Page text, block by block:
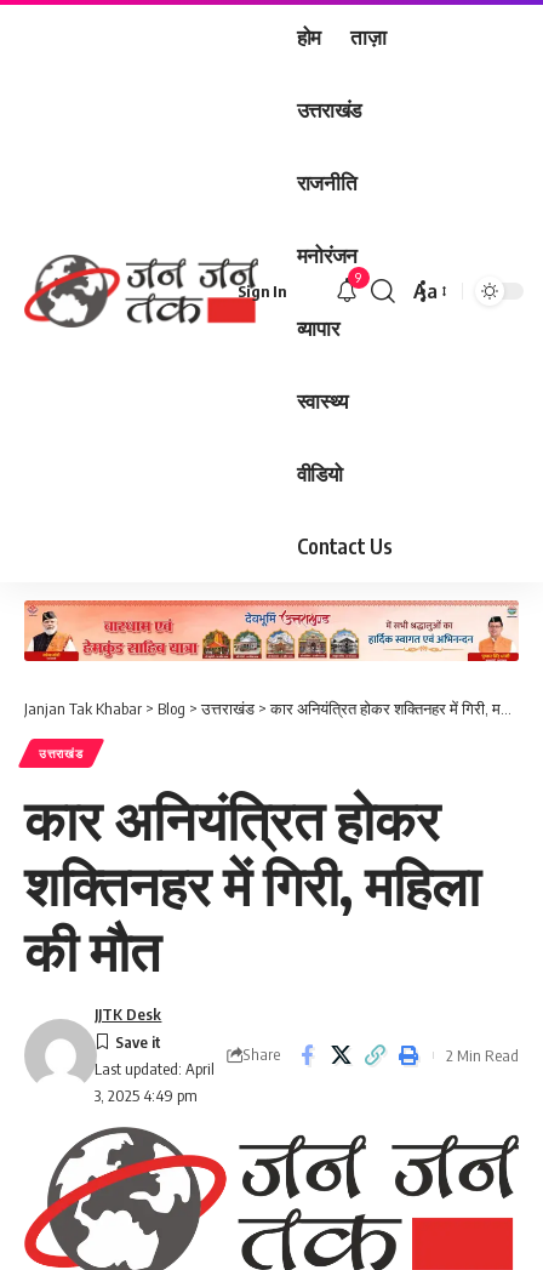
होम ताज़ा
उत्तराखंड
राजनीति
मनोरंजन
व्यापार
स्वास्थ्य
वीडियो
Contact Us
Sign In
9
Font
Aa
Janjan Tak Khabar > Blog >उत्तराखंड >कार अनियंत्रित होकर शक्तिनहर में गिरी, महिला की मौत
उत्तराखंड
कार अनियंत्रित होकर
शक्तिनहर में गिरी, महिला
की मौत
Last updated: April
3, 2025 4:49 pm
JJTK Desk
Share 2 Min Read